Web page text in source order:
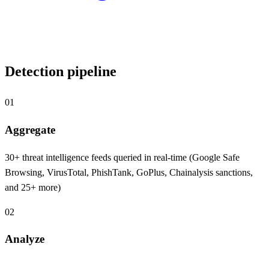
Detection pipeline
01
Aggregate
30+ threat intelligence feeds queried in real-time (Google Safe
Browsing, VirusTotal, PhishTank, GoPlus, Chainalysis sanctions,
and 25+ more)
02
Analyze